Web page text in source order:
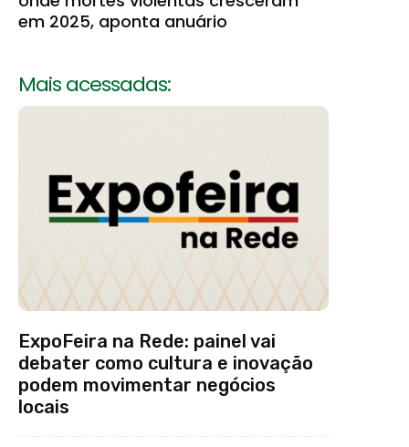
em 2025, aponta anuário
Mais acessadas:
ExpoFeira na Rede: painel vai
debater como cultura e inovação
podem movimentar negócios
locais